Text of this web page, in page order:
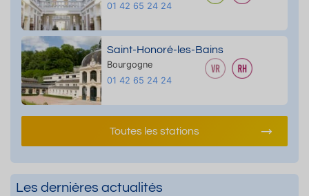
01 42 65 24 24
Saint-Honoré-les-Bains
Bourgogne
01 42 65 24 24
Toutes les stations
Les dernières actualités